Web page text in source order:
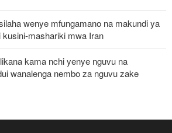
wenye mfungamano na makundi ya
mashariki mwa Iran
kama nchi yenye nguvu na
wanalenga nembo za nguvu zake